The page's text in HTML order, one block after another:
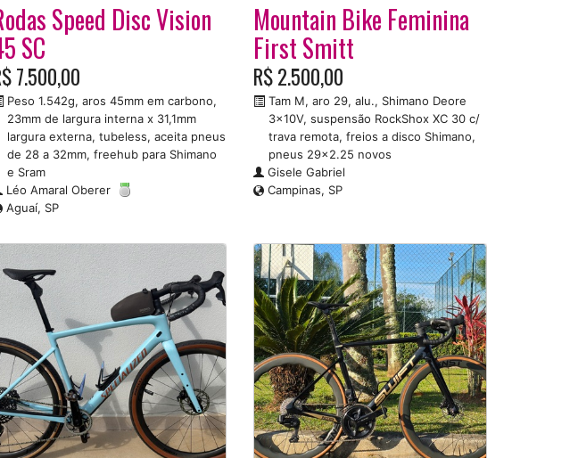
Speed Disc Vision
SC
7.500,00
Peso 1.542g, aros 45mm em carbono,
23mm de largura interna x 31,1mm
largura externa, tubeless, aceita pneus
de 28 a 32mm, freehub para Shimano
e Sram
Léo Amaral Oberer
Aguaí, SP
Mountain Bike Feminina
First Smitt
R$ 2.500,00
Tam M, aro 29, alu., Shimano Deore
3x10V, suspensão RockShox XC 30 c/
trava remota, freios a disco Shimano,
pneus 29x2.25 novos
Gisele Gabriel
Campinas, SP